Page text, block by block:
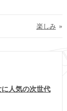
»
楽しみ
人気の次世代